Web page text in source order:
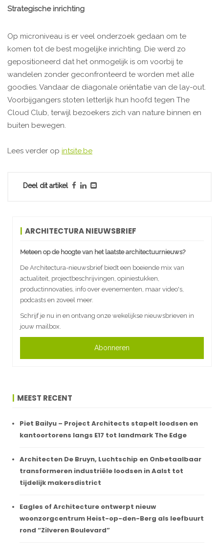
Strategische inrichting
Op microniveau is er veel onderzoek gedaan om te
komen tot de best mogelijke inrichting. Die werd zo
gepositioneerd dat het onmogelijk is om voorbij te
wandelen zonder geconfronteerd te worden met alle
goodies. Vandaar de diagonale oriëntatie van de lay-out.
Voorbijgangers stoten letterlijk hun hoofd tegen The
Cloud Club, terwijl bezoekers zich van nature binnen en
buiten bewegen.
Lees verder op intsite.be
Deel dit artikel
ARCHITECTURA NIEUWSBRIEF
Meteen op de hoogte van het laatste architectuurnieuws?
De Architectura-nieuwsbrief biedt een boeiende mix van
actualiteit, projectbeschrijvingen, opiniestukken,
productinnovaties, info over evenementen, maar video's,
podcasts en zoveel meer.
Schrijf je nu in en ontvang onze wekelijkse nieuwsbrieven in
jouw mailbox.
Abonneren
MEEST RECENT
Piet Bailyu – Project Architects stapelt loodsen en
kantoortorens langs E17 tot landmark The Edge
Architecten De Bruyn, Luchtschip en Onbetaalbaar
transformeren industriële loodsen in Aalst tot
tijdelijk makersdistrict
Eagles of Architecture ontwerpt nieuw
woonzorgcentrum Heist-op-den-Berg als leefbuurt
rond “Zilveren Boulevard”